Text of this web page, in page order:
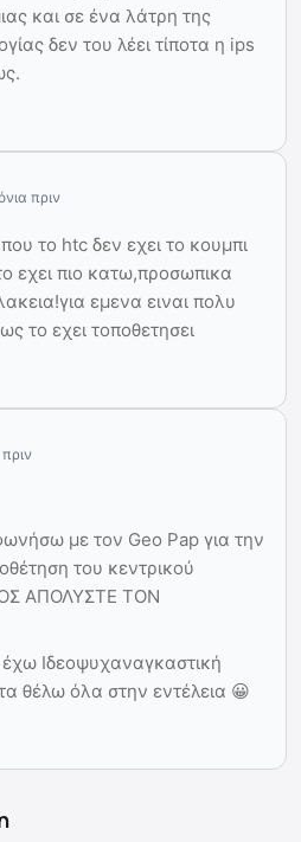
και σε ένα λάτρη της
δεν του λέει τίποτα η ips
πριν
το htc δεν εχει το κουμπι
εχει πιο κατω,προσωπικα
εμενα ειναι πολυ
το εχει τοποθετησει
με τον Geo Pap για την
του κεντρικού
ΑΠΟΛΥΣΤΕ ΤΟΝ
Ιδεοψυχαναγκαστική
θέλω όλα στην εντέλεια 😀